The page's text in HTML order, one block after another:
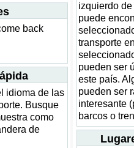
back
idioma de las
Busque
como
de
izquierdo
puede
transporte
pueden ser
este país.
pueden ser
interesante
barcos o